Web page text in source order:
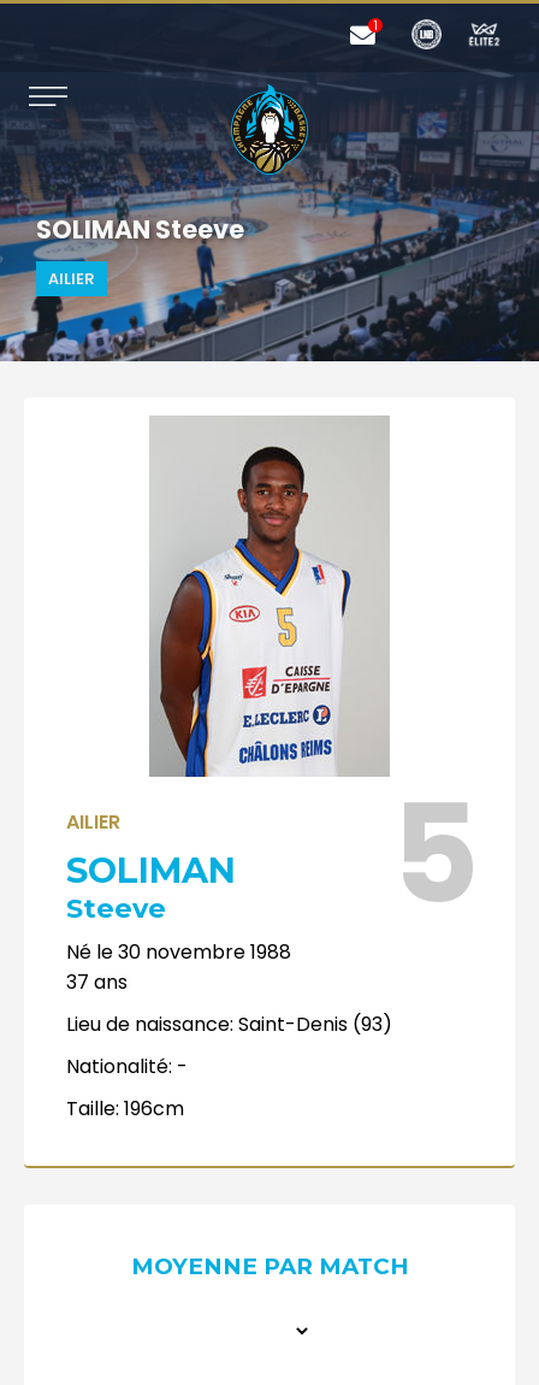
SOLIMAN Steeve
AILIER
AILIER
SOLIMAN
Steeve
Né le30 novembre 1988
37 ans
Lieu de naissance: Saint-Denis (93)
Nationalité: -
Taille: 196cm
5
MOYENNE PAR MATCH